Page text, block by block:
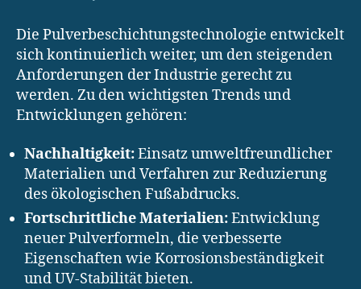
Die Pulverbeschichtungstechnologie entwickelt
sich kontinuierlich weiter, um den steigenden
Anforderungen der Industrie gerecht zu
werden. Zu den wichtigsten Trends und
Entwicklungen gehören:
Nachhaltigkeit:Einsatz umweltfreundlicher
Materialien und Verfahren zur Reduzierung
des ökologischen Fußabdrucks.
Fortschrittliche Materialien:Entwicklung
neuer Pulverformeln, die verbesserte
Eigenschaften wie Korrosionsbeständigkeit
und UV-Stabilität bieten.